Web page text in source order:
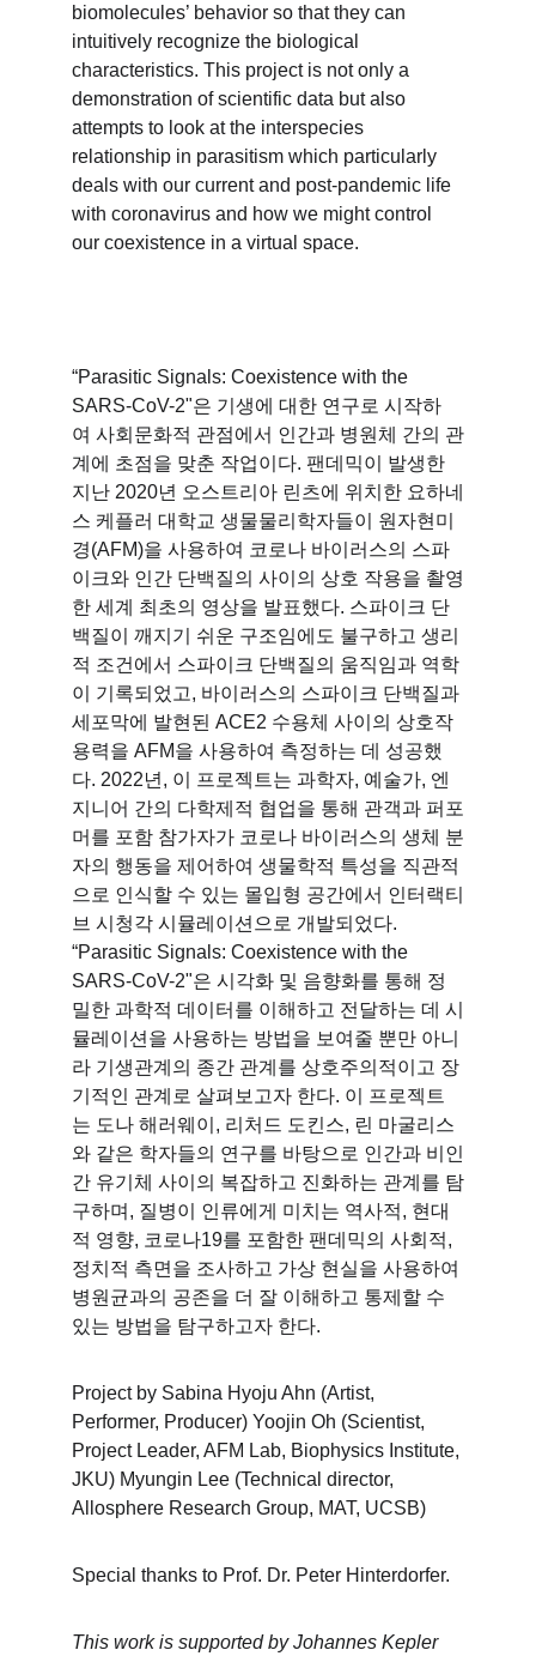
biomolecules’ behavior so that they can
intuitively recognize the biological
characteristics. This project is not only a
demonstration of scientific data but also
attempts to look at the interspecies
relationship in parasitism which particularly
deals with our current and post-pandemic life
with coronavirus and how we might control
our coexistence in a virtual space.
“Parasitic Signals: Coexistence with the
SARS-CoV-2"은 기생에 대한 연구로 시작하
여 사회문화적 관점에서 인간과 병원체 간의 관
계에 초점을 맞춘 작업이다. 팬데믹이 발생한
지난 2020년 오스트리아 린츠에 위치한 요하네
스 케플러 대학교 생물물리학자들이 원자현미
경(AFM)을 사용하여 코로나 바이러스의 스파
이크와 인간 단백질의 사이의 상호 작용을 촬영
한 세계 최초의 영상을 발표했다. 스파이크 단
백질이 깨지기 쉬운 구조임에도 불구하고 생리
적 조건에서 스파이크 단백질의 움직임과 역학
이 기록되었고, 바이러스의 스파이크 단백질과
세포막에 발현된 ACE2 수용체 사이의 상호작
용력을 AFM을 사용하여 측정하는 데 성공했
다. 2022년, 이 프로젝트는 과학자, 예술가, 엔
지니어 간의 다학제적 협업을 통해 관객과 퍼포
머를 포함 참가자가 코로나 바이러스의 생체 분
자의 행동을 제어하여 생물학적 특성을 직관적
으로 인식할 수 있는 몰입형 공간에서 인터랙티
브 시청각 시뮬레이션으로 개발되었다.
“Parasitic Signals: Coexistence with the
SARS-CoV-2"은 시각화 및 음향화를 통해 정
밀한 과학적 데이터를 이해하고 전달하는 데 시
뮬레이션을 사용하는 방법을 보여줄 뿐만 아니
라 기생관계의 종간 관계를 상호주의적이고 장
기적인 관계로 살펴보고자 한다. 이 프로젝트
는 도나 해러웨이, 리처드 도킨스, 린 마굴리스
와 같은 학자들의 연구를 바탕으로 인간과 비인
간 유기체 사이의 복잡하고 진화하는 관계를 탐
구하며, 질병이 인류에게 미치는 역사적, 현대
적 영향, 코로나19를 포함한 팬데믹의 사회적,
정치적 측면을 조사하고 가상 현실을 사용하여
병원균과의 공존을 더 잘 이해하고 통제할 수
있는 방법을 탐구하고자 한다.
Project by Sabina Hyoju Ahn (Artist,
Performer, Producer) Yoojin Oh (Scientist,
Project Leader, AFM Lab, Biophysics Institute,
JKU) Myungin Lee (Technical director,
Allosphere Research Group, MAT, UCSB)
Special thanks to Prof. Dr. Peter Hinterdorfer.
This work is supported by Johannes Kepler